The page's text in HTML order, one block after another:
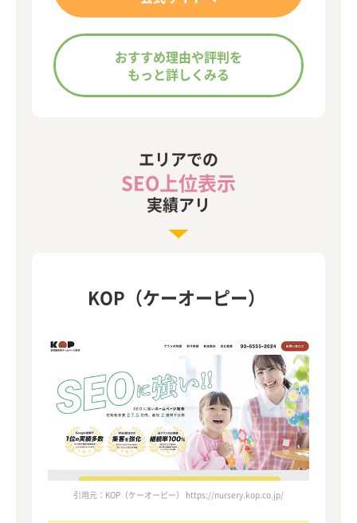
おすすめ理由や評判を
もっと詳しくみる
エリアでの
SEO上位表示
実績アリ
KOP（ケーオーピー）
引用元：KOP（ケーオーピー） https://nursery.kop.co.jp/